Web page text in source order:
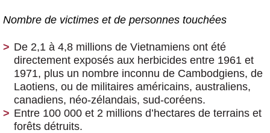
Nombre de victimes et de personnes touchées
De 2,1 à 4,8 millions de Vietnamiens ont été
directement exposés aux herbicides entre 1961 et
1971, plus un nombre inconnu de Cambodgiens, de
Laotiens, ou de militaires américains, australiens,
canadiens, néo-zélandais, sud-coréens.
Entre 100 000 et 2 millions d’hectares de terrains et
forêts détruits.